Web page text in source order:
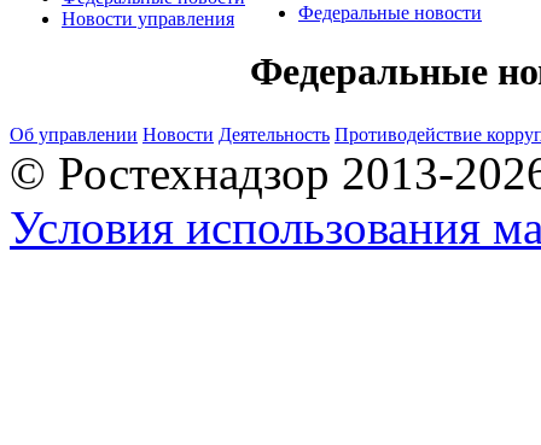
Новости управления
Федеральные новости
Федеральные
Об управлении Новости Деятельность Противодействие
© Ростехнадзор 2013-
Условия использования